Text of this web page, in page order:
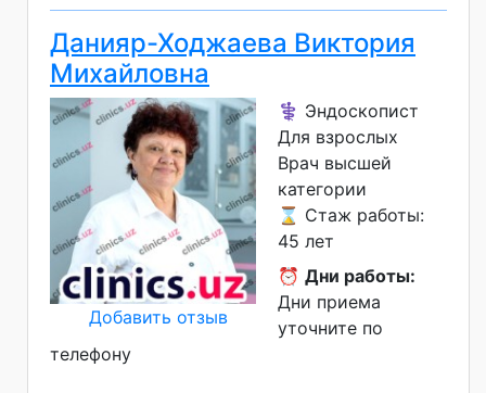
Данияр-Ходжаева Виктория
Михайловна
Добавить отзыв
⚕️ Эндоскопист
Для взрослых
Врач высшей
категории
⌛ Стаж работы:
45 лет
⏰ Дни работы:
Дни приема
уточните по
телефону